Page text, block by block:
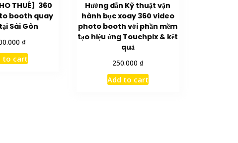
THUÊ】360
booth quay
Sài Gòn
₫
to cart
Hướng dẫn Kỹ thuật vận
hành bục xoay 360 video
photo booth với phần mềm
tạo hiệu ứng Touchpix & kết
quả
250.000 ₫
Add to cart